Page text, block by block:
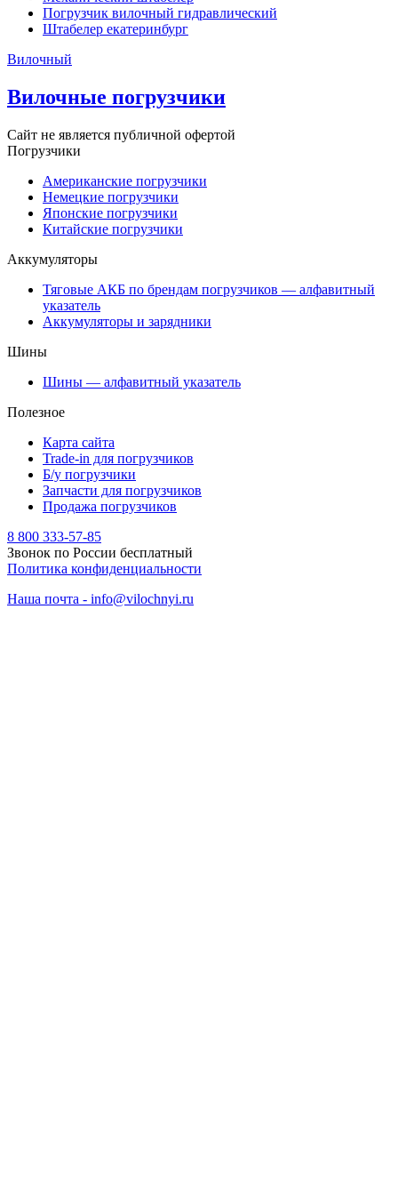
Погрузчик вилочный гидравлический
Штабелер екатеринбург
Вилочный
Вилочные погрузчики
Сайт не является публичной офертой
Погрузчики
Американские погрузчики
Немецкие погрузчики
Японские погрузчики
Китайские погрузчики
Аккумуляторы
Тяговые АКБ по брендам погрузчиков — алфавитный
указатель
Аккумуляторы и зарядники
Шины
Шины — алфавитный указатель
Полезное
Карта сайта
Trade-in для погрузчиков
Б/у погрузчики
Запчасти для погрузчиков
Продажа погрузчиков
8 800 333-57-85
Звонок по России бесплатный
Политика конфиденциальности
Наша почта - info@vilochnyi.ru